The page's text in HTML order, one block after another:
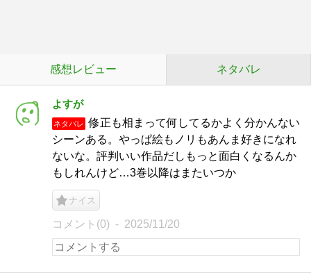
感想レビュー ネタバレ
よすが
ネタバレ
修正も相まって何してるかよく分かんない
シーンある。やっぱ絵もノリもあんま好きになれ
ないな。評判いい作品だしもっと面白くなるんか
もしれんけど…3巻以降はまたいつか
ナイス
コメント(0) 2025/11/20